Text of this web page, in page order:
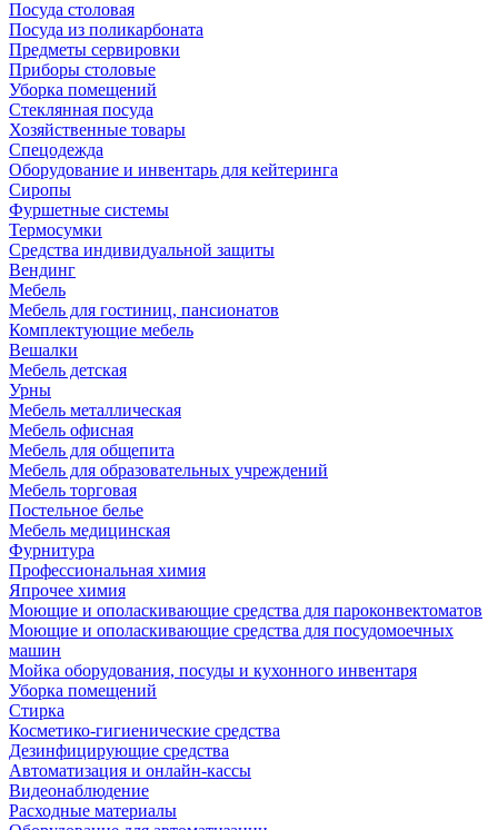
Посуда столовая
Посуда из поликарбоната
Предметы сервировки
Приборы столовые
Уборка помещений
Стеклянная посуда
Хозяйственные товары
Спецодежда
Оборудование и инвентарь для кейтеринга
Сиропы
Фуршетные системы
Термосумки
Средства индивидуальной защиты
Вендинг
Мебель
Мебель для гостиниц, пансионатов
Комплектующие мебель
Вешалки
Мебель детская
Урны
Мебель металлическая
Мебель офисная
Мебель для общепита
Мебель для образовательных учреждений
Мебель торговая
Постельное белье
Мебель медицинская
Фурнитура
Профессиональная химия
Япрочее химия
Моющие и ополаскивающие средства для пароконвектоматов
Моющие и ополаскивающие средства для посудомоечных
машин
Мойка оборудования, посуды и кухонного инвентаря
Уборка помещений
Стирка
Косметико-гигиенические средства
Дезинфицирующие средства
Автоматизация и онлайн-кассы
Видеонаблюдение
Расходные материалы